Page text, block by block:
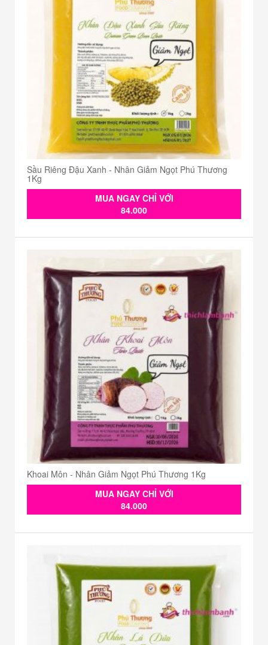
Sầu Riêng Đậu Xanh - Nhân Giảm Ngọt Phú Thương
1Kg
MUA NGAY CHỈ VỚI
84.000
Khoai Môn - Nhân Giảm Ngọt Phú Thương 1Kg
MUA NGAY CHỈ VỚI
84.000